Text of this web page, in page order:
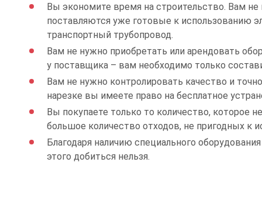
Вы экономите время на строительство. Вам
поставляются уже готовые к использованию
транспортный трубопровод.
Вам не нужно приобретать или арендовать
у поставщика – вам необходимо только
Вам не нужно контролировать качество и
нарезке вы имеете право на бесплатное
Вы покупаете только то количество, которое
большое количество отходов, не пригодных к
Благодаря наличию специального
этого добиться нельзя.